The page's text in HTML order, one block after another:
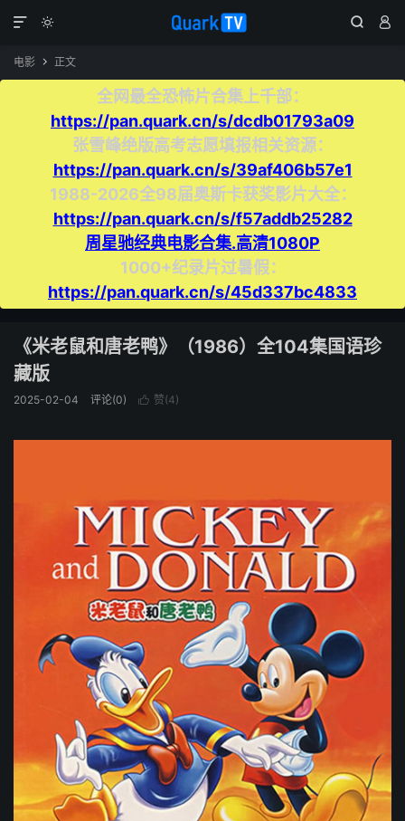
  

电影  正文
全网最全恐怖片合集上千部：
https://pan.quark.cn/s/dcdb01793a09
张雪峰绝版高考志愿填报相关资源：
https://pan.quark.cn/s/39af406b57e1
1988-2026全98届奥斯卡获奖影片大全：
https://pan.quark.cn/s/f57addb25282
周星驰经典电影合集.高清1080P
1000+纪录片过暑假：
https://pan.quark.cn/s/45d337bc4833
《米老鼠和唐老鸭》（1986）全104集国语珍
藏版 ​​​
2025-02-04 评论(0)  赞(4)